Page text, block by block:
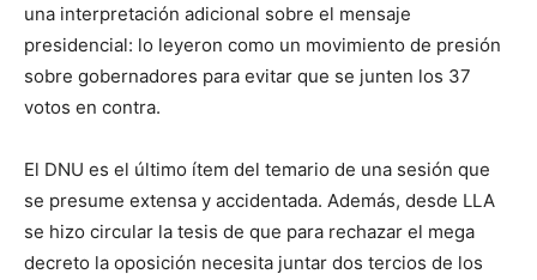
una interpretación adicional sobre el mensaje
presidencial: lo leyeron como un movimiento de presión
sobre gobernadores para evitar que se junten los 37
votos en contra.
El DNU es el último ítem del temario de una sesión que
se presume extensa y accidentada. Además, desde LLA
se hizo circular la tesis de que para rechazar el mega
decreto la oposición necesita juntar dos tercios de los